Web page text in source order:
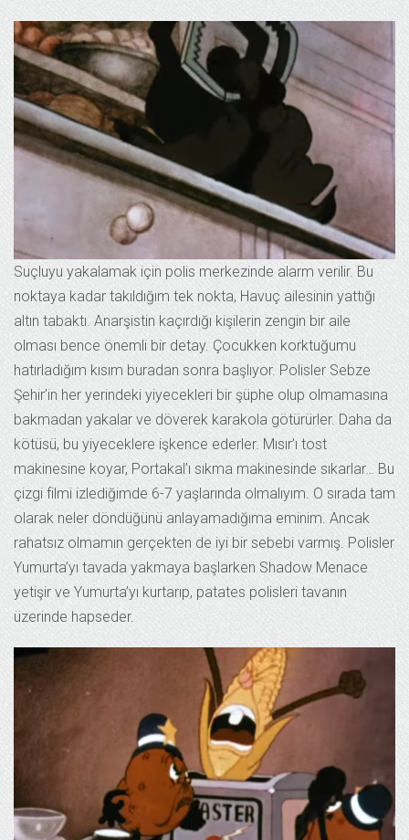
Suçluyu yakalamak için polis merkezinde alarm verilir. Bu
noktaya kadar takıldığım tek nokta, Havuç ailesinin yattığı
altın tabaktı. Anarşistin kaçırdığı kişilerin zengin bir aile
olması bence önemli bir detay. Çocukken korktuğumu
hatırladığım kısım buradan sonra başlıyor. Polisler Sebze
Şehir’in her yerindeki yiyecekleri bir şüphe olup olmamasına
bakmadan yakalar ve döverek karakola götürürler. Daha da
kötüsü, bu yiyeceklere işkence ederler. Mısır’ı tost
makinesine koyar, Portakal’ı sıkma makinesinde sıkarlar… Bu
çizgi filmi izlediğimde 6-7 yaşlarında olmalıyım. O sırada tam
olarak neler döndüğünü anlayamadığıma eminim. Ancak
rahatsız olmamın gerçekten de iyi bir sebebi varmış. Polisler
Yumurta’yı tavada yakmaya başlarken Shadow Menace
yetişir ve Yumurta’yı kurtarıp, patates polisleri tavanın
üzerinde hapseder.